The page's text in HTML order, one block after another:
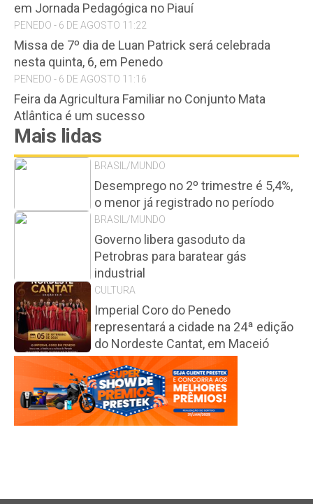
em Jornada Pedagógica no Piauí
PENEDO - 6 DE AGOSTO 11:22
Missa de 7º dia de Luan Patrick será celebrada
nesta quinta, 6, em Penedo
PENEDO - 6 DE AGOSTO 11:16
Feira da Agricultura Familiar no Conjunto Mata
Atlântica é um sucesso
Mais lidas
BRASIL/MUNDO
Desemprego no 2º trimestre é 5,4%,
o menor já registrado no período
BRASIL/MUNDO
Governo libera gasoduto da
Petrobras para baratear gás
industrial
CULTURA
Imperial Coro do Penedo
representará a cidade na 24ª edição
do Nordeste Cantat, em Maceió